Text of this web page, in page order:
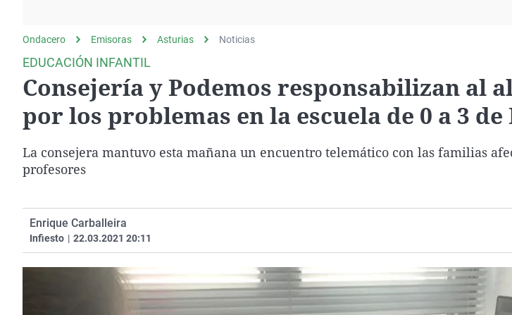
gato
Operación Viuda
Negra
Ondacero Emisoras Asturias Noticias
EDUCACIÓN INFANTIL
Consejería y Podemos responsabilizan al
por los problemas en la escuela de 0 a 3 de
La consejera mantuvo esta mañana un encuentro telemático con las familias
profesores
Enrique Carballeira
Infiesto | 22.03.2021 20:11